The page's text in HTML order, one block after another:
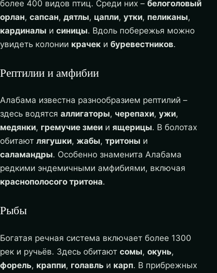
более 400 видов птиц. Среди них – белоголовый
орлан, сапсан, дятлы, цапли, утки, пеликаны,
кардиналы и синицы. Вдоль побережья можно
увидеть колонии крачек и буревестников.
Рептилии и амфибии
Алабама известна разнообразием рептилий –
здесь водятся аллигаторы, черепахи, ужи,
медянки, гремучие змеи и ящерицы. В болотах
обитают лягушки, жабы, тритоны и
саламандры. Особенно знаменита Алабама
редкими эндемичными амфибиями, включая
краснополосого тритона.
Рыбы
Богатая речная система включает более 1300
рек и ручьёв. Здесь обитают сомы, окунь,
форель, краппи, голавль и карп. В прибрежных